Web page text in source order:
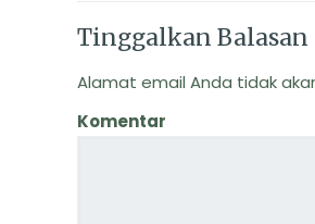
Tinggalkan Balasan
Alamat email Anda tidak
Komentar